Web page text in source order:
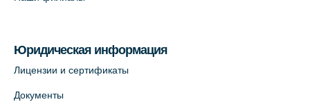
Юридическая информация
Лицензии и сертификаты
Документы